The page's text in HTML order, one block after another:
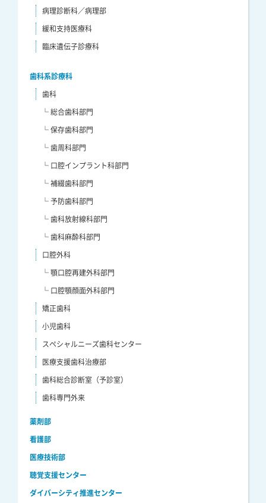
病理診断科／病理部
緩和支持医療科
臨床遺伝子診療科
歯科系診療科
歯科
└ 総合歯科部門
└ 保存歯科部門
└ 歯周科部門
└ 口腔インプラント科部門
└ 補綴歯科部門
└ 予防歯科部門
└ 歯科放射線科部門
└ 歯科麻酔科部門
口腔外科
└ 顎口腔再建外科部門
└ 口腔顎顔面外科部門
矯正歯科
小児歯科
スペシャルニーズ歯科センター
医療支援歯科治療部
歯科総合診断室（予診室）
歯科専門外来
薬剤部
看護部
医療技術部
聴覚支援センター
ダイバーシティ推進センター